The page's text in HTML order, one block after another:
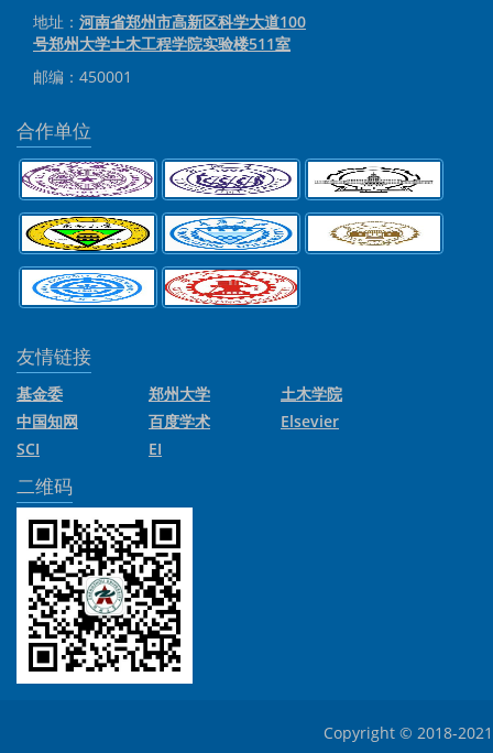
地址： 河南省郑州市高新区科学大道100
号郑州大学土木工程学院实验楼511室
邮编：450001
合作单位
友情链接
基金委 郑州大学
土木学院
中国知网
百度学术
Elsevier
SCI
EI
二维码
Copyright © 2018-2021